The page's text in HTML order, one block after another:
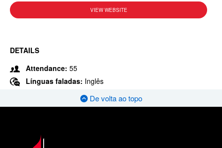
VIEW WEBSITE
DETAILS
Attendance: 55
Línguas faladas: Inglês
De volta ao topo